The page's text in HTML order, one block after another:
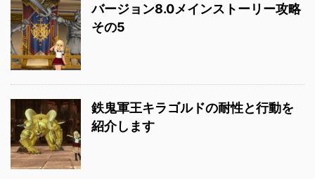
バージョン8.0メインストーリー攻略
その5
鉄鬼軍王キラゴルドの耐性と行動を
紹介します